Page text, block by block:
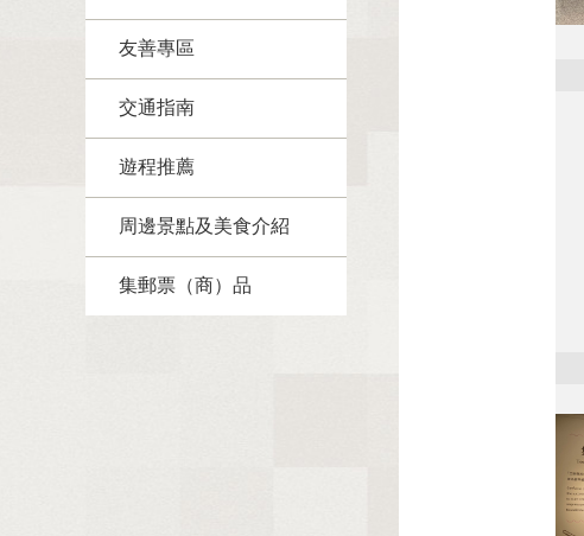
友善專區
交通指南
遊程推薦
周邊景點及美食介紹
集郵票（商）品